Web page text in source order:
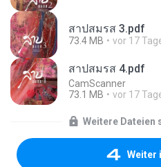
สาปสมรส 3.pdf
73.4 MB vor 17
สาปสมรส 4.pdf
CamScanner
73.1 MB
vor 17
Weitere Dateien
Weiter